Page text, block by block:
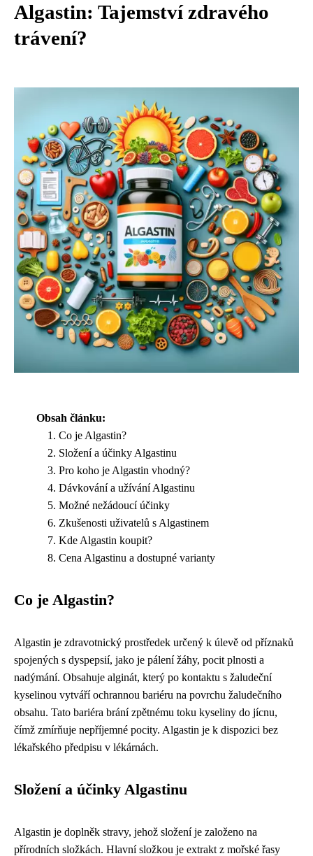
Algastin: Tajemství zdravého
trávení?
Obsah článku:
Co je Algastin?
Složení a účinky Algastinu
Pro koho je Algastin vhodný?
Dávkování a užívání Algastinu
Možné nežádoucí účinky
Zkušenosti uživatelů s Algastinem
Kde Algastin koupit?
Cena Algastinu a dostupné varianty
Co je Algastin?
Algastin je zdravotnický prostředek určený k úlevě od příznaků
spojených s dyspepsií, jako je pálení žáhy, pocit plnosti a
nadýmání. Obsahuje alginát, který po kontaktu s žaludeční
kyselinou vytváří ochrannou bariéru na povrchu žaludečního
obsahu. Tato bariéra brání zpětnému toku kyseliny do jícnu,
čímž zmírňuje nepříjemné pocity. Algastin je k dispozici bez
lékařského předpisu v lékárnách.
Složení a účinky Algastinu
Algastin je doplněk stravy, jehož složení je založeno na
přírodních složkách. Hlavní složkou je extrakt z mořské řasy